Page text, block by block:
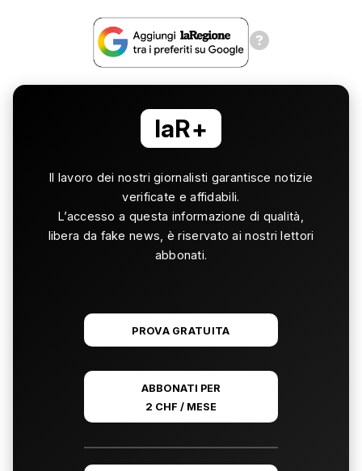
laR+
Il lavoro dei nostri giornalisti garantisce notizie
verificate e affidabili.
L’accesso a questa informazione di qualità,
libera da fake news, è riservato ai nostri lettori
abbonati.
PROVA GRATUITA
ABBONATI PER
2 CHF / MESE